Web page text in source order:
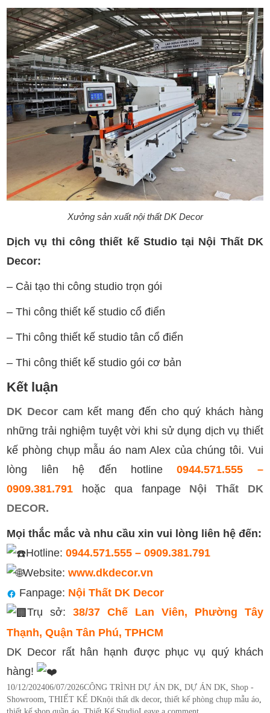
Xưởng sản xuất nội thất DK Decor
Dịch vụ thi công thiết kế Studio tại Nội Thất DK
Decor:
– Cải tạo thi công studio trọn gói
– Thi công thiết kế studio cổ điển
– Thi công thiết kế studio tân cổ điển
– Thi công thiết kế studio gói cơ bản
Kết luận
DK Decorcam kết mang đến cho quý khách hàng
những trải nghiệm tuyệt vời khi sử dụng dịch vụ thiết
kế phòng chụp mẫu áo nam Alex của chúng tôi. Vui
lòng liên hệ đến hotline
0944.571.555 –
0909.381.791
hoặc qua fanpageNội Thất DK
DECOR.
Mọi thắc mắc và nhu cầu xin vui lòng liên hệ đến:
Hotline:0944.571.555 – 0909.381.791
Website:www.dkdecor.vn
Fanpage: Nội Thất DK Decor
Trụ sở:38/37 Chế Lan Viên, Phường Tây
Thạnh, Quận Tân Phú, TPHCM
DK Decor rất hân hạnh được phục vụ quý khách
hàng!
Posted
on
10/12/202406/07/2026Categories
CÔNG TRÌNH DỰ ÁN DK ,DỰ ÁN DK
Shop -
Showroom ,THIẾT KẾ DKTags
nội thất dk decor,thiết kế phòng chụp mẫu áo